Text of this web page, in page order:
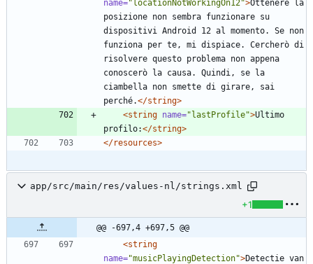
name="locationNotWorkingOn12">Ottenere la
posizione non sembra funzionare su
dispositivi Android 12 al momento. Se non
funziona per te, mi dispiace. Cercherò di
risolvere questo problema non appena
conoscerò la causa. Quindi, se la
ciambella non smette di girare, sai
perché.</string>
<string name="lastProfile">Ultimo
profilo:</string>
</resources>
app/src/main/res/values-nl/strings.xml
+1
@@ -697,4 +697,5 @@
<string
name="musicPlayingDetection">Detectie van